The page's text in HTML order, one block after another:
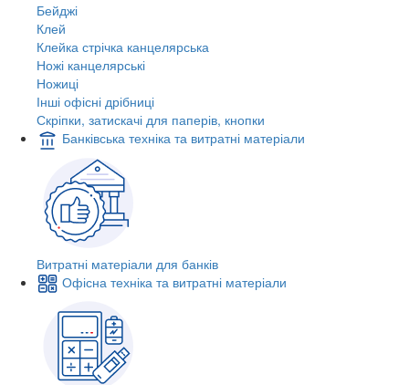
Бейджі
Клей
Клейка стрічка канцелярська
Ножі канцелярські
Ножиці
Інші офісні дрібниці
Скріпки, затискачі для паперів, кнопки
Банківська техніка та витратні матеріали
Витратні матеріали для банків
Офісна техніка та витратні матеріали